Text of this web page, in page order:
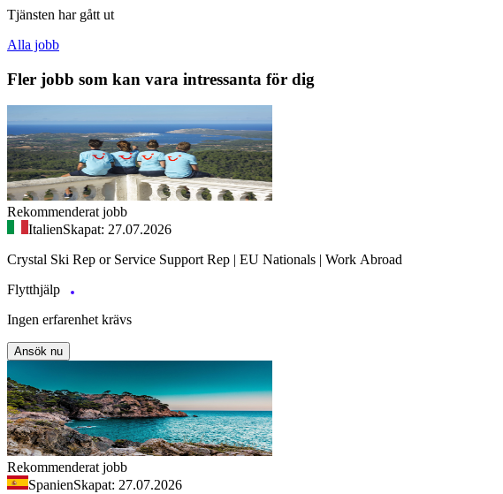
Tjänsten har gått ut
Alla jobb
Fler jobb som kan vara intressanta för dig
Rekommenderat jobb
ItalienSkapat: 27.07.2026
Crystal Ski Rep or Service Support Rep | EU Nationals | Work Abroad
Flytthjälp
Ingen erfarenhet krävs
Ansök nu
Rekommenderat jobb
SpanienSkapat: 27.07.2026